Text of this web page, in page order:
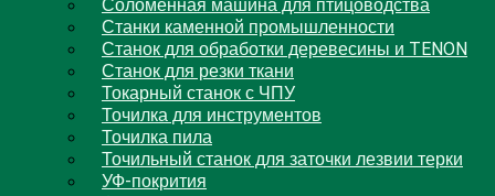
Соломенная машина для птицоводства
Станки каменной промышленности
Станок для обработки деревесины и TENON
Станок для резки ткани
Токарный станок с ЧПУ
Точилка для инструментов
Точилка пила
Точильный станок для заточки лезвии терки
УФ-покрития